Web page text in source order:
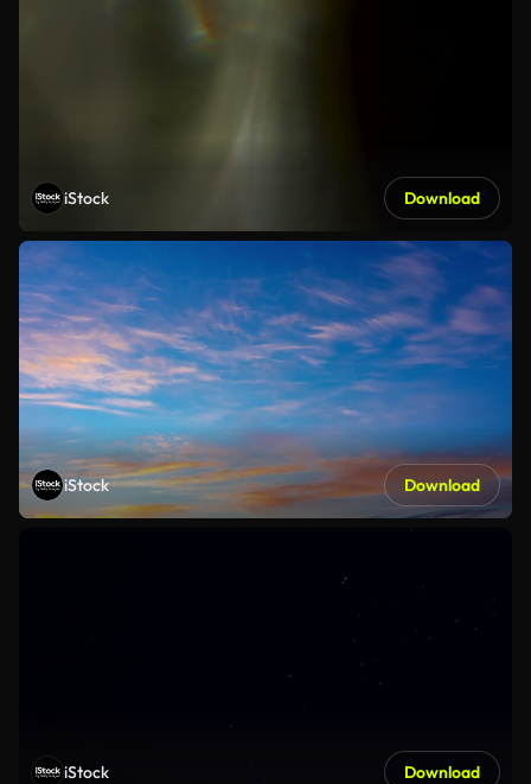
iStock Download
iStock Download
iStock Download